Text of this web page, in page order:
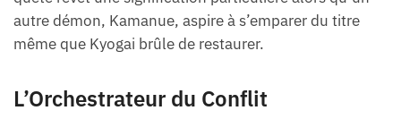
autre démon, Kamanue, aspire à s’emparer du titre
même que Kyogai brûle de restaurer.
L’Orchestrateur du Conflit